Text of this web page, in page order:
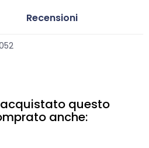
Recensioni
questo
anche: